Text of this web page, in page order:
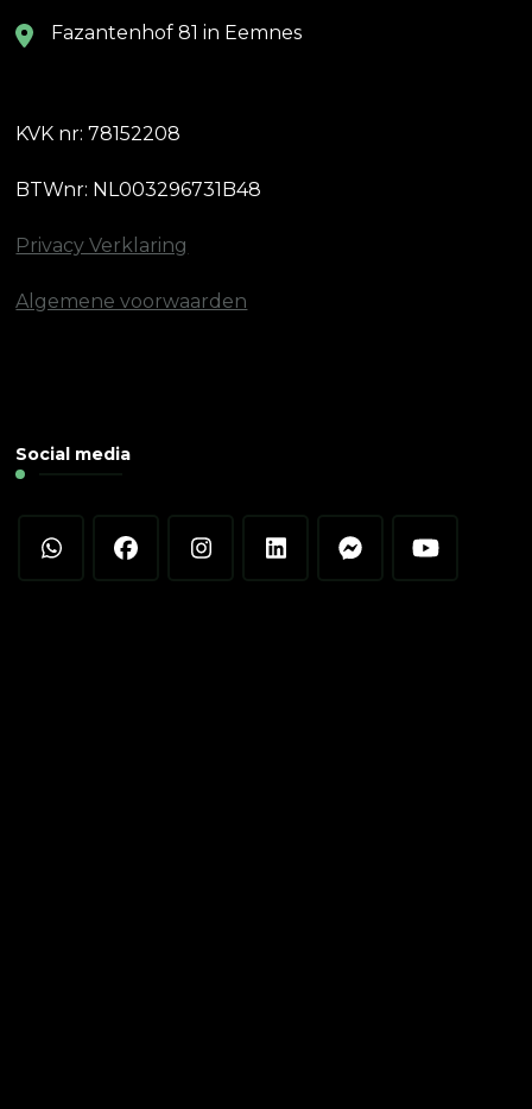
Fazantenhof 81 in Eemnes
KVK nr: 78152208
BTWnr: NL003296731B48
Privacy Verklaring
Algemene voorwaarden
Social media